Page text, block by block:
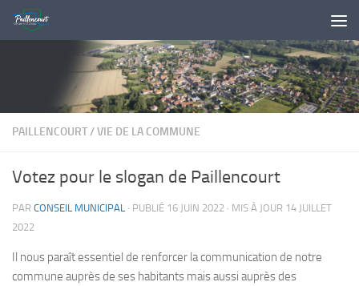
Skip to content
PAILLENCOURT/VIE DE LA COMMUNE
Votez pour le slogan de Paillencourt
PAR CONSEIL MUNICIPAL · PUBLIÉ 16 JUIN 2022 · MIS À JOUR 14 JUILLET
2022
Il nous paraît essentiel de renforcer la communication de notre
commune auprès de ses habitants mais aussi auprès des